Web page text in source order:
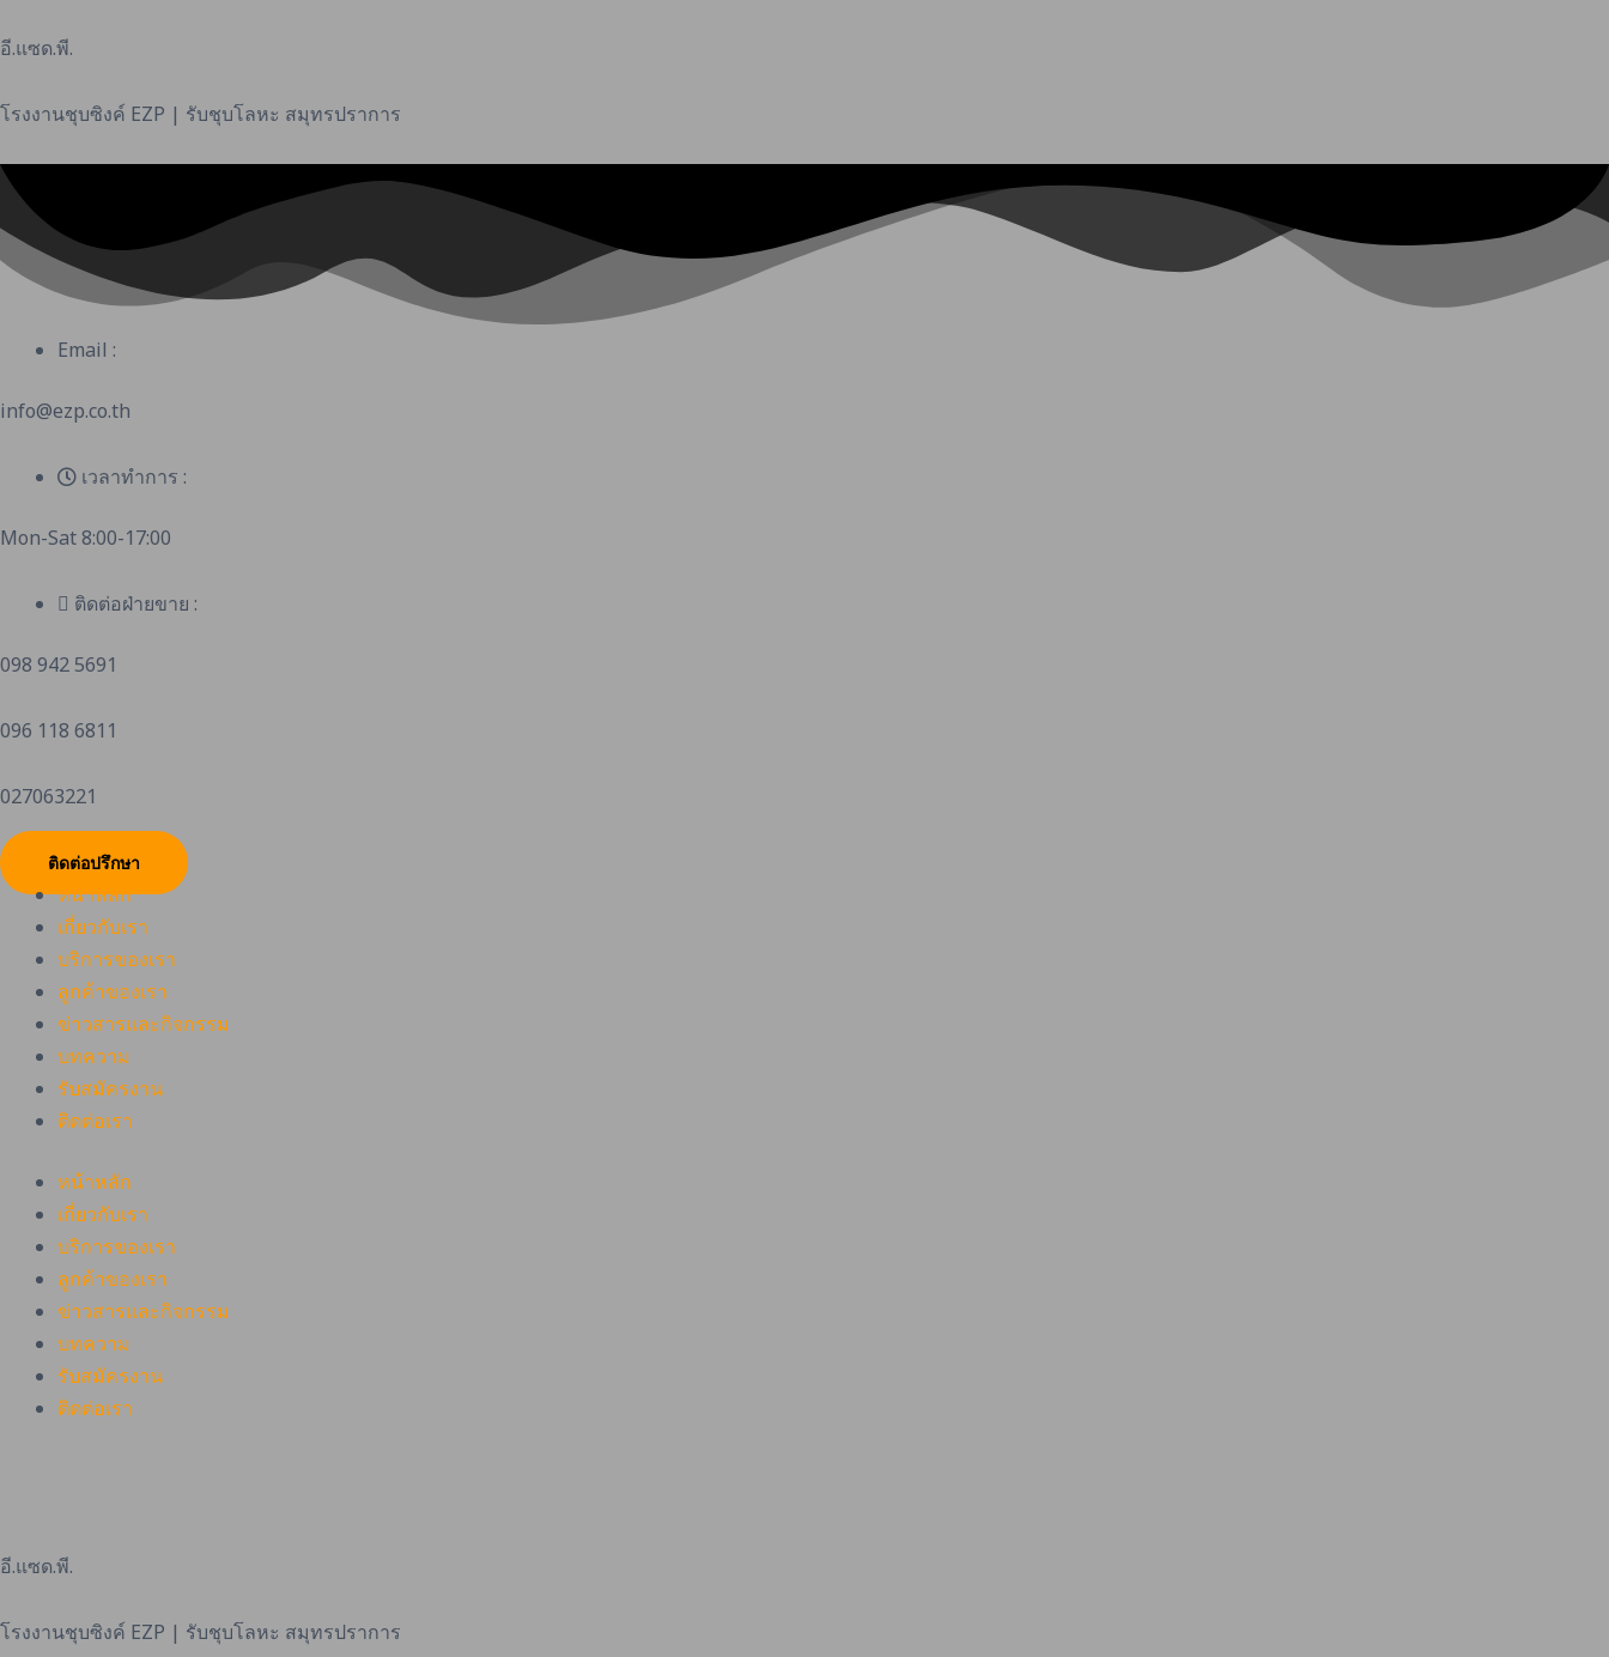
to
อี.แซด.พี.
โรงงานชุบซิงค์ EZP | รับชุบโลหะ สมุทรปราการ
Email :
info@ezp.co.th
เวลาทำการ :
Mon-Sat 8:00-17:00
ติดต่อฝ่ายขาย :
098 942 5691
096 118 6811
027063221
ติดต่อปรึกษา
หน้าหลัก
เกี่ยวกับเรา
บริการของเรา
ลูกค้าของเรา
ข่าวสารและกิจกรรม
บทความ
รับสมัครงาน
ติดต่อเรา
หน้าหลัก
เกี่ยวกับเรา
บริการของเรา
ลูกค้าของเรา
ข่าวสารและกิจกรรม
บทความ
รับสมัครงาน
ติดต่อเรา
อี.แซด.พี.
โรงงานชุบซิงค์ EZP | รับชุบโลหะ สมุทรปราการ